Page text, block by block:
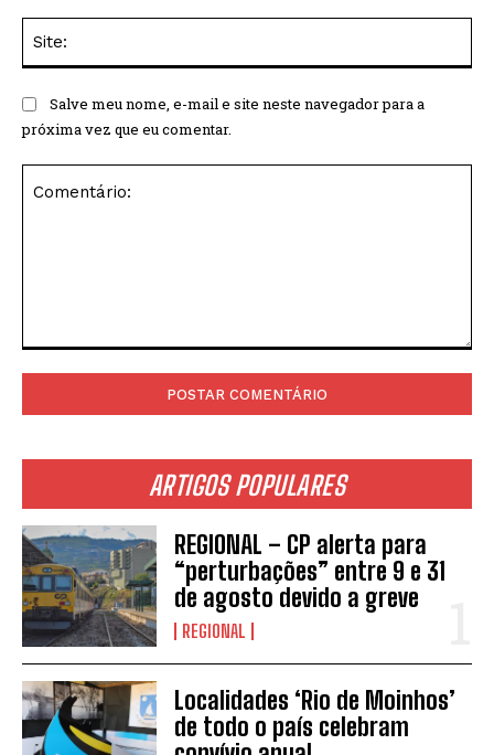
ARTIGOS POPULARES
REGIONAL – CP alerta para
“perturbações” entre 9 e 31
de agosto devido a greve
REGIONAL
Localidades ‘Rio de Moinhos’
de todo o país celebram
Salve meu nome, e-mail e site neste navegador para a
próxima vez que eu comentar.